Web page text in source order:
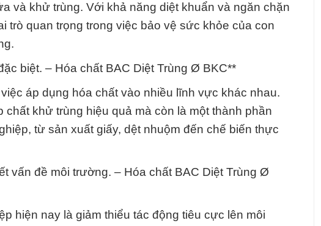
và khử trùng. Với khả năng diệt khuẩn và ngăn chặn
trò quan trọng trong việc bảo vệ sức khỏe của con
biệt. – Hóa chất BAC Diệt Trùng Ø BKC**
áp dụng hóa chất vào nhiều lĩnh vực khác nhau.
khử trùng hiệu quả mà còn là một thành phần
từ sản xuất giấy, dệt nhuộm đến chế biến thực
vấn đề môi trường. – Hóa chất BAC Diệt Trùng Ø
hiện nay là giảm thiểu tác động tiêu cực lên môi